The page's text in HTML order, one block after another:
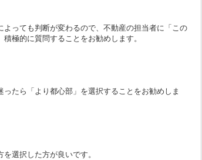
っても判断が変わるので、不動産の担当者に「この
極的に質問することをお勧めします。
たら「より都心部」を選択することをお勧めしま
選択した方が良いです。